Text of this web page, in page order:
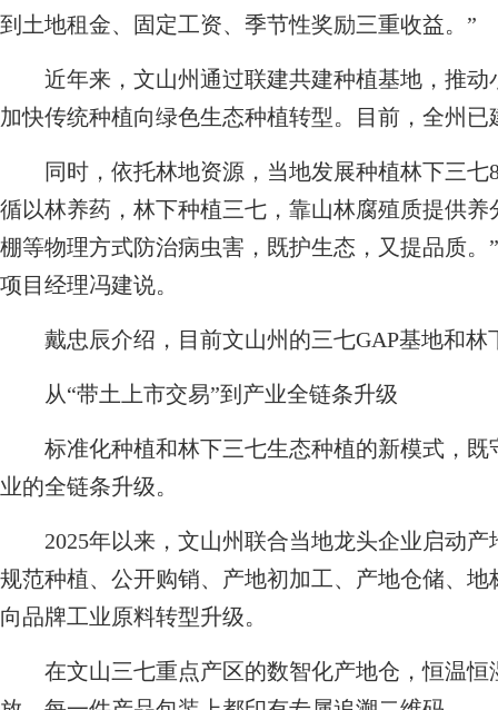
到土地租金、固定工资、季节性奖励三重收益。”
近年来，文山州通过联建共建种植基地，推动
加快传统种植向绿色生态种植转型。目前，全州已
同时，依托林地资源，当地发展种植林下三七
循以林养药，林下种植三七，靠山林腐殖质提供
棚等物理方式防治病虫害，既护生态，又提品质
项目经理冯建说。
戴忠辰介绍，目前文山州的三七GAP基地和林
从“带土上市交易”到产业全链条升级
标准化种植和林下三七生态种植的新模式，既
业的全链条升级。
2025年以来，文山州联合当地龙头企业启动产
规范种植、公开购销、产地初加工、产地仓储、
向品牌工业原料转型升级。
在文山三七重点产区的数智化产地仓，恒温恒